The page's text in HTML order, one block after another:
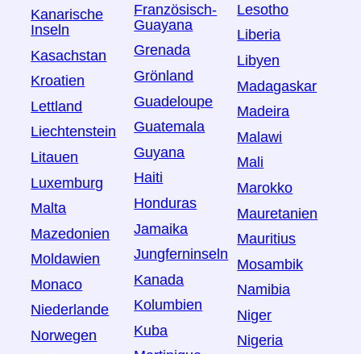
Kanarische
Inseln
Kasachstan
Kroatien
Lettland
Liechtenstein
Litauen
Luxemburg
Malta
Mazedonien
Moldawien
Monaco
Niederlande
Norwegen
Französisch-
Guayana
Grenada
Grönland
Guadeloupe
Guatemala
Guyana
Haiti
Honduras
Jamaika
Jungferninseln
Kanada
Kolumbien
Kuba
Lesotho
Liberia
Libyen
Madagaskar
Madeira
Malawi
Mali
Marokko
Mauretanien
Mauritius
Mosambik
Namibia
Niger
Nigeria